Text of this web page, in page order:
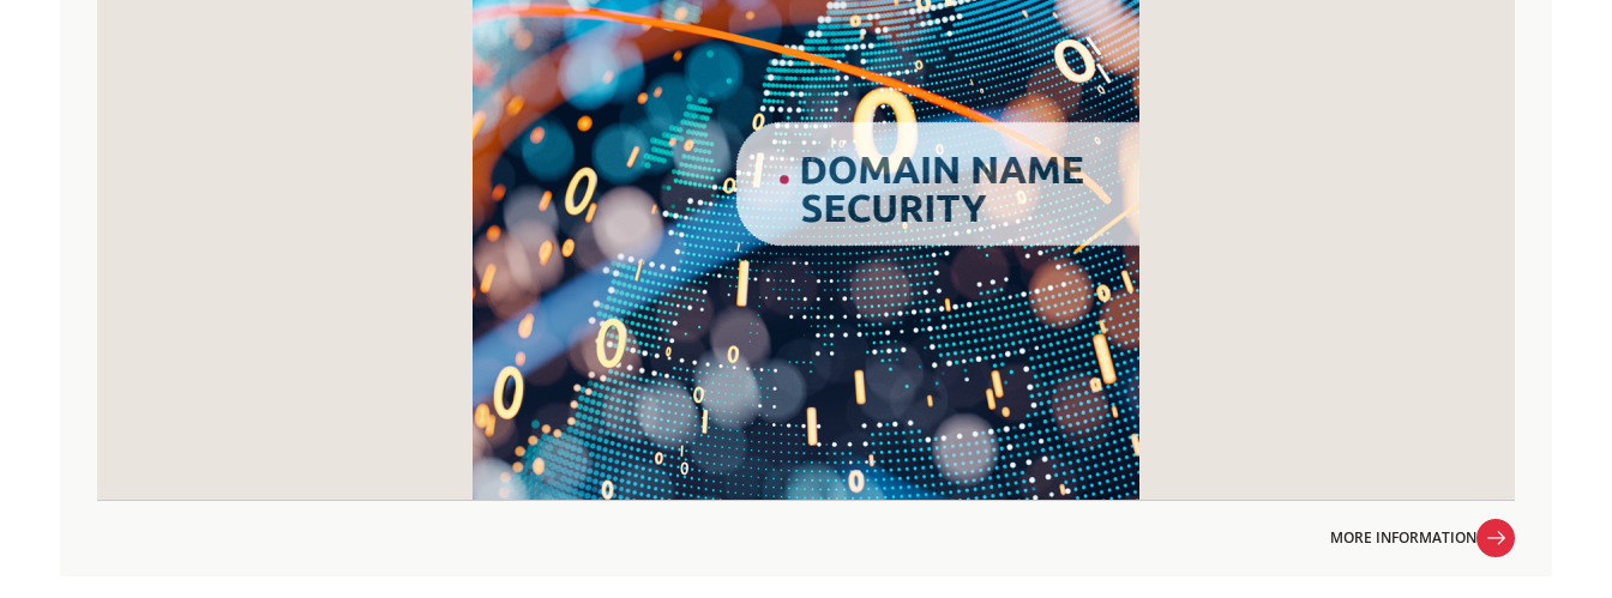
MORE INFORMATION